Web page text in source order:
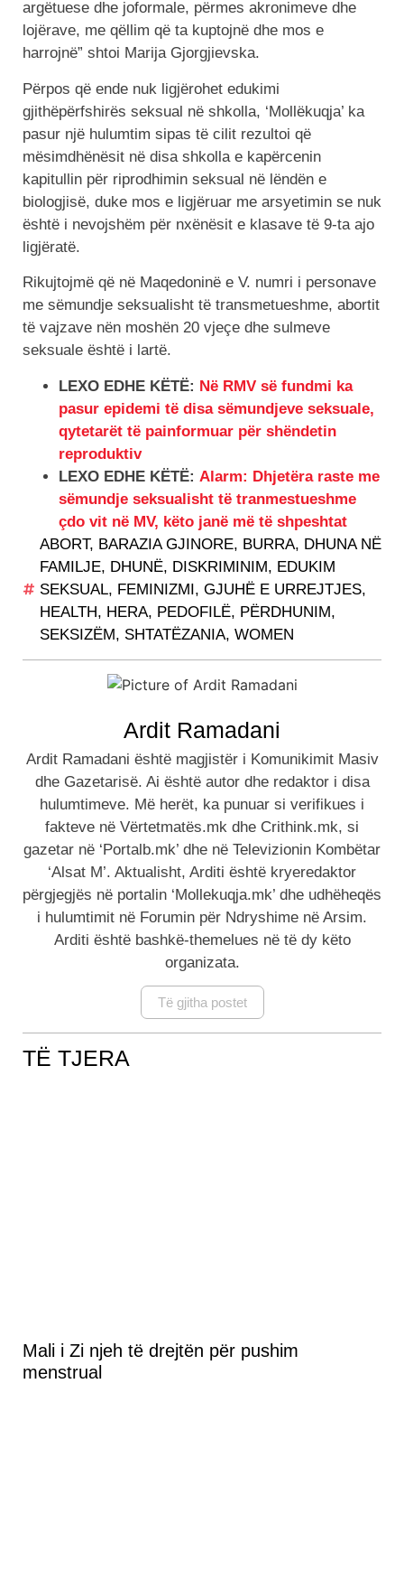
argëtuese dhe joformale, përmes akronimeve dhe
lojërave, me qëllim që ta kuptojnë dhe mos e
harrojnë” shtoi Marija Gjorgjievska.
Përpos që ende nuk ligjërohet edukimi
gjithëpërfshirës seksual në shkolla, ‘Mollëkuqja’ ka
pasur një hulumtim sipas të cilit rezultoi që
mësimdhënësit në disa shkolla e kapërcenin
kapitullin për riprodhimin seksual në lëndën e
biologjisë, duke mos e ligjëruar me arsyetimin se nuk
është i nevojshëm për nxënësit e klasave të 9-ta ajo
ligjëratë.
Rikujtojmë që në Maqedoninë e V. numri i personave
me sëmundje seksualisht të transmetueshme, abortit
të vajzave nën moshën 20 vjeçe dhe sulmeve
seksuale është i lartë.
LEXO EDHE KËTË: Në RMV së fundmi ka
pasur epidemi të disa sëmundjeve seksuale,
qytetarët të painformuar për shëndetin
reproduktiv
LEXO EDHE KËTË: Alarm: Dhjetëra raste me
sëmundje seksualisht të tranmestueshme
çdo vit në MV, këto janë më të shpeshtat
ABORT, BARAZIA GJINORE, BURRA, DHUNA NË
FAMILJE, DHUNË, DISKRIMINIM, EDUKIM
SEKSUAL, FEMINIZMI, GJUHË E URREJTJES,
HEALTH, HERA, PEDOFILË, PËRDHUNIM,
SEKSIZËM, SHTATËZANIA, WOMEN
Ardit Ramadani
Ardit Ramadani është magjistër i Komunikimit Masiv
dhe Gazetarisë. Ai është autor dhe redaktor i disa
hulumtimeve. Më herët, ka punuar si verifikues i
fakteve në Vërtetmatës.mk dhe Crithink.mk, si
gazetar në ‘Portalb.mk’ dhe në Televizionin Kombëtar
‘Alsat M’. Aktualisht, Arditi është kryeredaktor
përgjegjës në portalin ‘Mollekuqja.mk’ dhe udhëheqës
i hulumtimit në Forumin për Ndryshime në Arsim.
Arditi është bashkë-themelues në të dy këto
organizata.
Të gjitha postet
TË TJERA
Mali i Zi njeh të drejtën për pushim
menstrual